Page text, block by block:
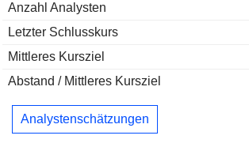
Anzahl Analysten
Letzter Schlusskurs
Mittleres Kursziel
Abstand / Mittleres Kursziel
Analystenschätzungen